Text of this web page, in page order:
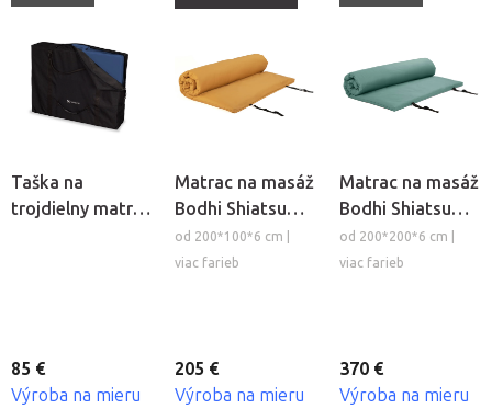
Taška na
trojdielny matrac
85 €
Výroba na mieru
Matrac na masáž
Bodhi Shiatsu
Futon (S-L) s
odnímateľným
od 200*100*6 cm |
viac farieb
205 €
Výroba na mieru
Matrac na masáž
Bodhi Shiatsu
Futon (XL-XXL) s
odnímateľným
od 200*200*6 cm |
viac farieb
370 €
Výroba na mieru